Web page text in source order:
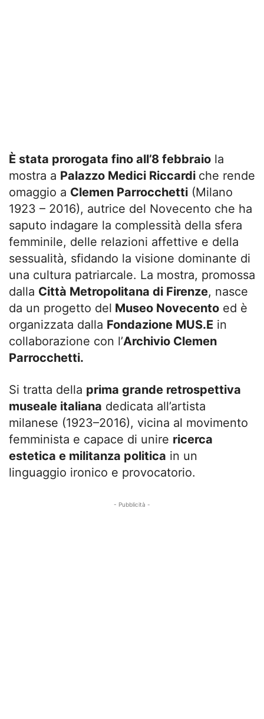
È stata prorogata fino all’8 febbraio la
mostra a Palazzo Medici Riccardi che rende
omaggio a Clemen Parrocchetti (Milano
1923 – 2016), autrice del Novecento che ha
saputo indagare la complessità della sfera
femminile, delle relazioni affettive e della
sessualità, sfidando la visione dominante di
una cultura patriarcale. La mostra, promossa
dalla Città Metropolitana di Firenze, nasce
da un progetto del Museo Novecento ed è
organizzata dalla Fondazione MUS.E in
collaborazione con l’Archivio Clemen
Parrocchetti.
Si tratta della prima grande retrospettiva
museale italiana dedicata all’artista
milanese (1923–2016), vicina al movimento
femminista e capace di unire ricerca
estetica e militanza politica in un
linguaggio ironico e provocatorio.
- Pubblicità -